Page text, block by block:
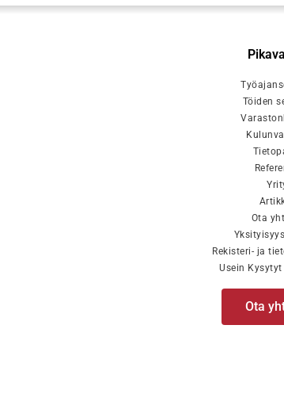
Töiden
Ota
Rekisteri- ja
Usein
Ota